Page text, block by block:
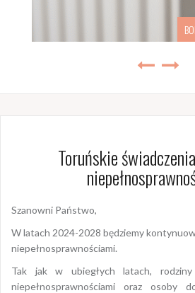
Toruńskie
Szanowni Państwo,
W latach 2024-2028 będziemy
niepełnosprawnościami.
Tak jak w ubiegłych latach,
niepełnosprawnościami oraz osoby